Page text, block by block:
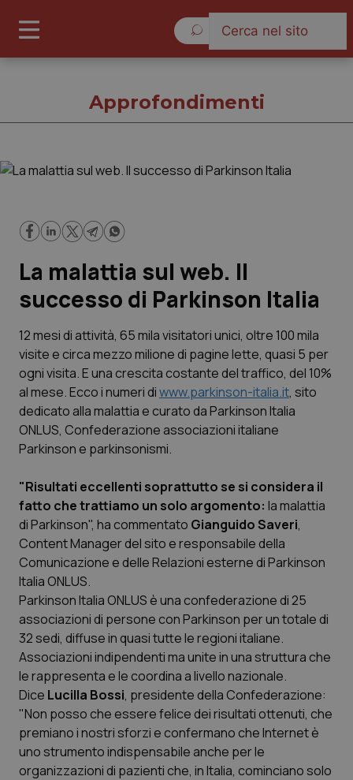
Cronache
Governo e Parlamento
Regioni e Asl
Lavoro e Professioni
Scienza e Farmaci
Studi e Analisi
Edizioni Regionali
QS Pro
Professionisti Sanitari.AI
Abruzzo
Basilicata
Calabria
Campania
QS Pro Gold
Artrite & artrosi
Asma & BPCO
Car-T
QS Club Newsletter
Approfondimenti
La malattia sul web. Il
successo di Parkinson Italia
12 mesi di attività, 65 mila visitatori unici, oltre 100 mila
visite e circa mezzo milione di pagine lette, quasi 5 per
ogni visita. E una crescita costante del traffico, del 10%
al mese. Ecco i numeri diwww.parkinson-italia.it, sito
dedicato alla malattia e curato da Parkinson Italia
ONLUS, Confederazione associazioni italiane
Parkinson e parkinsonismi.
"Risultati eccellenti soprattutto se si considera il
fatto che trattiamo un solo argomento: la malattia
di Parkinson", ha commentato Gianguido Saveri,
Content Manager del sito e responsabile della
Comunicazione e delle Relazioni esterne di Parkinson
Italia ONLUS.
Parkinson Italia ONLUS è una confederazione di 25
associazioni di persone con Parkinson per un totale di
32 sedi, diffuse in quasi tutte le regioni italiane.
Associazioni indipendenti ma unite in una struttura che
le rappresenta e le coordina a livello nazionale.
Dice Lucilla Bossi, presidente della Confederazione:
"Non posso che essere felice dei risultati ottenuti, che
premiano i nostri sforzi e confermano che Internet è
uno strumento indispensabile anche per le
organizzazioni di pazienti che, in Italia, cominciano solo